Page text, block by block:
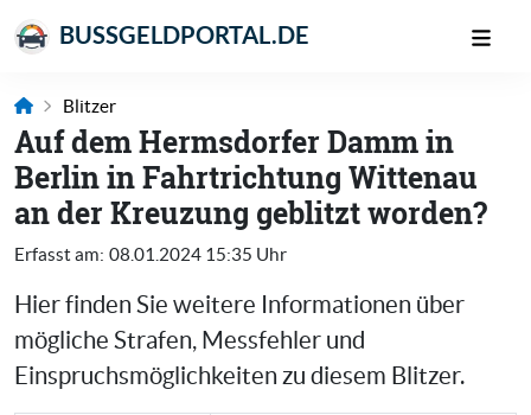
BUSSGELDPORTAL.DE
Blitzer
Auf dem Hermsdorfer Damm in
Berlin in Fahrtrichtung Wittenau
an der Kreuzung geblitzt worden?
Erfasst am: 08.01.2024 15:35 Uhr
Hier finden Sie weitere Informationen über
mögliche Strafen, Messfehler und
Einspruchsmöglichkeiten zu diesem Blitzer.